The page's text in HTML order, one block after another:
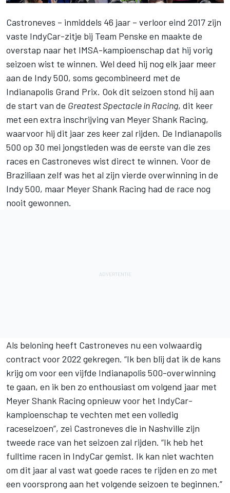
Castroneves – inmiddels 46 jaar – verloor eind 2017 zijn
vaste IndyCar-zitje bij Team Penske en maakte de
overstap naar het IMSA-kampioenschap dat hij vorig
seizoen wist te winnen. Wel deed hij nog elk jaar meer
aan de Indy 500, soms gecombineerd met de
Indianapolis Grand Prix. Ook dit seizoen stond hij aan
de start van de Greatest Spectacle in Racing, dit keer
met een extra inschrijving van Meyer Shank Racing,
waarvoor hij dit jaar zes keer zal rijden. De Indianapolis
500 op 30 mei jongstleden was de eerste van die zes
races en Castroneves wist direct te winnen. Voor de
Braziliaan zelf was het al zijn vierde overwinning in de
Indy 500, maar Meyer Shank Racing had de race nog
nooit gewonnen.
Als beloning heeft Castroneves nu een volwaardig
contract voor 2022 gekregen. “Ik ben blij dat ik de kans
krijg om voor een vijfde Indianapolis 500-overwinning
te gaan, en ik ben zo enthousiast om volgend jaar met
Meyer Shank Racing opnieuw voor het IndyCar-
kampioenschap te vechten met een volledig
raceseizoen”, zei Castroneves die in Nashville zijn
tweede race van het seizoen zal rijden. “Ik heb het
fulltime racen in IndyCar gemist. Ik kan niet wachten
om dit jaar al vast wat goede races te rijden en zo met
een voorsprong aan het volgende seizoen te beginnen.”